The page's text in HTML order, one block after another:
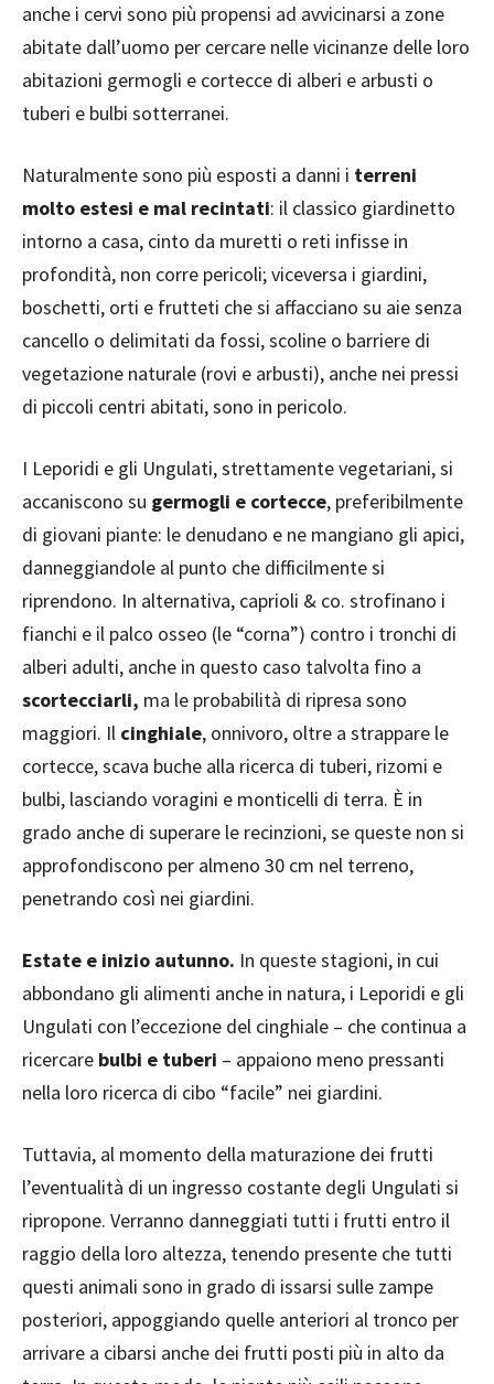
anche i cervi sono più propensi ad avvicinarsi a zone
abitate dall’uomo per cercare nelle vicinanze delle loro
abitazioni germogli e cortecce di alberi e arbusti o
tuberi e bulbi sotterranei.
Naturalmente sono più esposti a danni i terreni
molto estesi e mal recintati: il classico giardinetto
intorno a casa, cinto da muretti o reti infisse in
profondità, non corre pericoli; viceversa i giardini,
boschetti, orti e frutteti che si affacciano su aie senza
cancello o delimitati da fossi, scoline o barriere di
vegetazione naturale (rovi e arbusti), anche nei pressi
di piccoli centri abitati, sono in pericolo.
I Leporidi e gli Ungulati, strettamente vegetariani, si
accaniscono su germogli e cortecce, preferibilmente
di giovani piante: le denudano e ne mangiano gli apici,
danneggiandole al punto che difficilmente si
riprendono. In alternativa, caprioli & co. strofinano i
fianchi e il palco osseo (le “corna”) contro i tronchi di
alberi adulti, anche in questo caso talvolta fino a
scortecciarli, ma le probabilità di ripresa sono
maggiori. Il cinghiale, onnivoro, oltre a strappare le
cortecce, scava buche alla ricerca di tuberi, rizomi e
bulbi, lasciando voragini e monticelli di terra. È in
grado anche di superare le recinzioni, se queste non si
approfondiscono per almeno 30 cm nel terreno,
penetrando così nei giardini.
Estate e inizio autunno. In queste stagioni, in cui
abbondano gli alimenti anche in natura, i Leporidi e gli
Ungulati con l’eccezione del cinghiale – che continua a
ricercare bulbi e tuberi – appaiono meno pressanti
nella loro ricerca di cibo “facile” nei giardini.
Tuttavia, al momento della maturazione dei frutti
l’eventualità di un ingresso costante degli Ungulati si
ripropone. Verranno danneggiati tutti i frutti entro il
raggio della loro altezza, tenendo presente che tutti
questi animali sono in grado di issarsi sulle zampe
posteriori, appoggiando quelle anteriori al tronco per
arrivare a cibarsi anche dei frutti posti più in alto da